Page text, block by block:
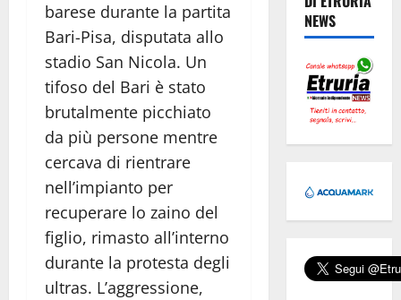
barese durante la partita
Bari-Pisa, disputata allo
stadio San Nicola. Un
tifoso del Bari è stato
brutalmente picchiato
da più persone mentre
cercava di rientrare
nell’impianto per
recuperare lo zaino del
figlio, rimasto all’interno
durante la protesta degli
ultras. L’aggressione,
NEWS